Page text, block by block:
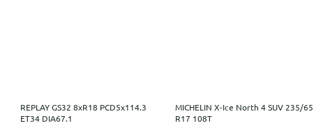
REPLAY GS32 8xR18 PCD5x114.3
ET34 DIA67.1
MICHELIN X-Ice North 4 SUV 235/65
R17 108T